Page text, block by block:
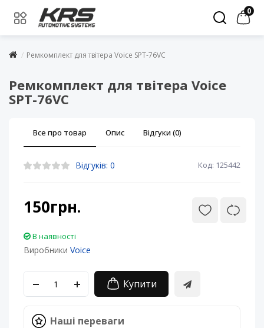
0
Ремкомплект для твітера Voice SPT-76VC
Ремкомплект для твітера Voice
SPT-76VC
Все про товар Опис Відгуки (0)
Відгуків: 0 Код: 125442
150грн.
В наявності
Виробники Voice
Купити
Наші переваги